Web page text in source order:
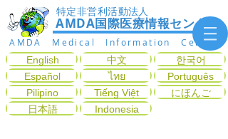
AMDA国際医療情報センター
特定非営利活動法人
AMDA Medical Information Center
English
Español
Pilipino
日本語
中文
ไทย
Tiếng Việt
Indonesia
한국어
Português
にほんご